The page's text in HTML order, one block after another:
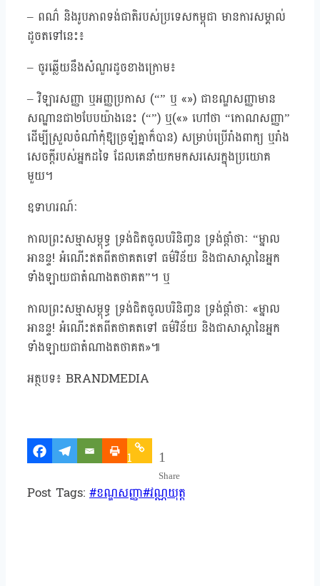
– ពណ៌ និងរូបភាពទង់ជាតិរបស់ប្រទេសកម្ពុជា មានការសម្គាល់
ដូចតទៅនេះ៖
– ចូរឆ្លើយនឹងសំណួរដូចខាងក្រោម៖
– វិឡារសញ្ញា ឬអញ្ញប្រកាស (“” ឬ «») ជាខណ្ឌសញ្ញាមាន
សណ្ឋានជា២បែបយ៉ាងនេះ (“”) ឬ(«» ហៅថា “កោណសញ្ញា”
ដើម្បីស្រួលចំណាំកុំឱ្យច្រឡំគ្នាក៏បាន) សម្រាប់ប្រើរាំងពាក្យ ឬរាំង
សេចក្តីរបស់អ្នកដទៃ ដែលគេនាំយកមកសរសេរក្នុងប្រយោគ
មួយ។
ឧទាហរណ៍ៈ
កាលព្រះសម្មាសម្ពុទ្ធ ទ្រង់ជិតចូលបរិនិញ្វន ទ្រង់ផ្តាំថាៈ “ម្នាល
អានន្ទ! អំណើះឥតពីតថាគតទៅ ធម៌វិន័យ និងជាសាស្តានៃអ្នក
ទាំងឡាយជាតំណាងតថាគត”។ ឬ
កាលព្រះសម្មាសម្ពុទ្ធ ទ្រង់ជិតចូលបរិនិញ្វន ទ្រង់ផ្តាំថាៈ «ម្នាល
អានន្ទ! អំណើះឥតពីតថាគតទៅ ធម៌វិន័យ និងជាសាស្តានៃអ្នក
ទាំងឡាយជាតំណាងតថាគត»៕
អត្ថបទ៖ BRANDMEDIA
1 1
Share
Post Tags:#ខណ្ឌសញ្ញា#វណ្ណយុត្ត